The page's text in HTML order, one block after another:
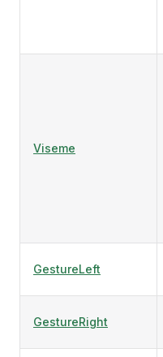
Viseme
GestureLeft
GestureRight